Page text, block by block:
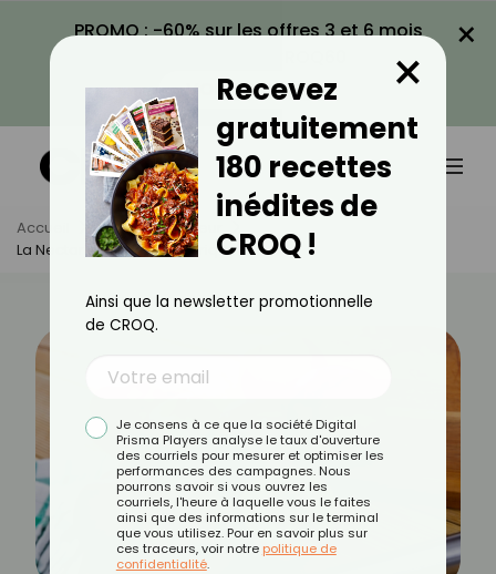
PROMO : -60% sur les offres 3 et 6 mois
VOIR LA PROMO
×
Accueil Actus
Minceur
La Nectarine Est-Elle Calorique ?
Recevez
gratuitement
180 recettes
inédites de
CROQ !
×
Ainsi que la newsletter promotionnelle
de CROQ.
Je consens à ce que la société Digital
Prisma Players analyse le taux d'ouverture
des courriels pour mesurer et optimiser les
performances des campagnes. Nous
pourrons savoir si vous ouvrez les
courriels, l'heure à laquelle vous le faites
ainsi que des informations sur le terminal
que vous utilisez. Pour en savoir plus sur
ces traceurs, voir notre politique de
confidentialité.